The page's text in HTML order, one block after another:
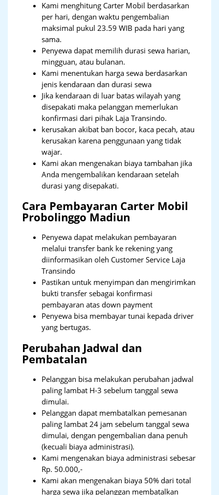
Kami menghitung Carter Mobil berdasarkan
per hari, dengan waktu pengembalian
maksimal pukul 23.59 WIB pada hari yang
sama.
Penyewa dapat memilih durasi sewa harian,
mingguan, atau bulanan.
Kami menentukan harga sewa berdasarkan
jenis kendaraan dan durasi sewa
Jika kendaraan di luar batas wilayah yang
disepakati maka pelanggan memerlukan
konfirmasi dari pihak Laja Transindo.
kerusakan akibat ban bocor, kaca pecah, atau
kerusakan karena penggunaan yang tidak
wajar.
Kami akan mengenakan biaya tambahan jika
Anda mengembalikan kendaraan setelah
durasi yang disepakati.
Cara Pembayaran Carter Mobil
Probolinggo Madiun
Penyewa dapat melakukan pembayaran
melalui transfer bank ke rekening yang
diinformasikan oleh Customer Service Laja
Transindo
Pastikan untuk menyimpan dan mengirimkan
bukti transfer sebagai konfirmasi
pembayaran atas down payment
Penyewa bisa membayar tunai kepada driver
yang bertugas.
Perubahan Jadwal dan
Pembatalan
Pelanggan bisa melakukan perubahan jadwal
paling lambat H-3 sebelum tanggal sewa
dimulai.
Pelanggan dapat membatalkan pemesanan
paling lambat 24 jam sebelum tanggal sewa
dimulai, dengan pengembalian dana penuh
(kecuali biaya administrasi).
Kami mengenakan biaya administrasi sebesar
Rp. 50.000,-
Kami akan mengenakan biaya 50% dari total
harga sewa jika pelanggan membatalkan